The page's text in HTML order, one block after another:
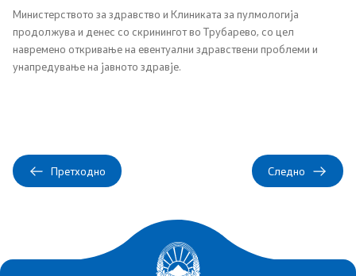
Установи
Адреси на ЗД
Аптеки
Овластувања за здравствени установи
Обнова на дозвола за работа
Министерството за здравство и Клиниката за пулмологија
продолжува и денес со скринингот во Трубарево, со цел
навремено откривање на евентуални здравствени проблеми и
унапредување на јавното здравје.
Претходно Следно